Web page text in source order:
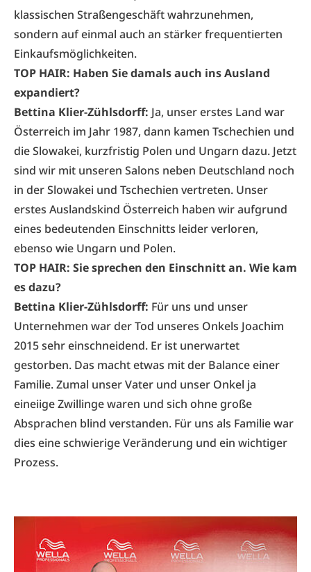
klassischen Straßengeschäft wahrzunehmen,
sondern auf einmal auch an stärker frequentierten
Einkaufsmöglichkeiten.
TOP HAIR: Haben Sie damals auch ins Ausland
expandiert?
Bettina Klier-Zühlsdorff: Ja, unser erstes Land war
Österreich im Jahr 1987, dann kamen Tschechien und
die Slowakei, kurzfristig Polen und Ungarn dazu. Jetzt
sind wir mit unseren Salons neben Deutschland noch
in der Slowakei und Tschechien vertreten. Unser
erstes Auslandskind Österreich haben wir aufgrund
eines bedeutenden Einschnitts leider verloren,
ebenso wie Ungarn und Polen.
TOP HAIR: Sie sprechen den Einschnitt an. Wie kam
es dazu?
Bettina Klier-Zühlsdorff: Für uns und unser
Unternehmen war der Tod unseres Onkels Joachim
2015 sehr einschneidend. Er ist unerwartet
gestorben. Das macht etwas mit der Balance einer
Familie. Zumal unser Vater und unser Onkel ja
eineiige Zwillinge waren und sich ohne große
Absprachen blind verstanden. Für uns als Familie war
dies eine schwierige Veränderung und ein wichtiger
Prozess.